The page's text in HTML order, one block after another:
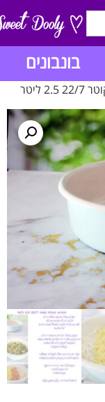
בונבונים